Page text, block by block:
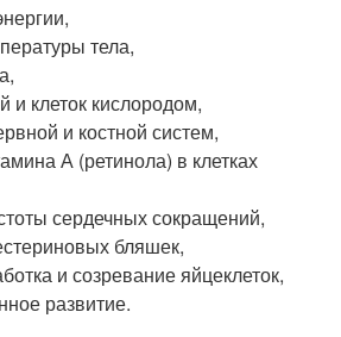
тела,
и клеток кислородом,
и костной систем,
А (ретинола) в клетках
сердечных сокращений,
бляшек,
и созревание яйцеклеток,
развитие.